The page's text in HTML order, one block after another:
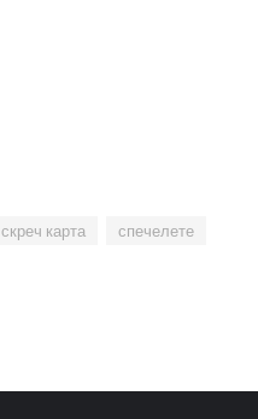
скреч карта
спечелете